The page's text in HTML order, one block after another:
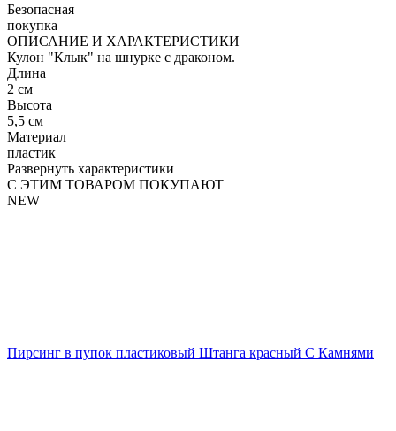
Безопасная
покупка
ОПИСАНИЕ И ХАРАКТЕРИСТИКИ
Кулон "Клык" на шнурке с драконом.
Длина
2 см
Высота
5,5 см
Материал
пластик
Развернуть характеристики
С ЭТИМ ТОВАРОМ ПОКУПАЮТ
NEW
Пирсинг в пупок пластиковый Штанга красный С Камнями